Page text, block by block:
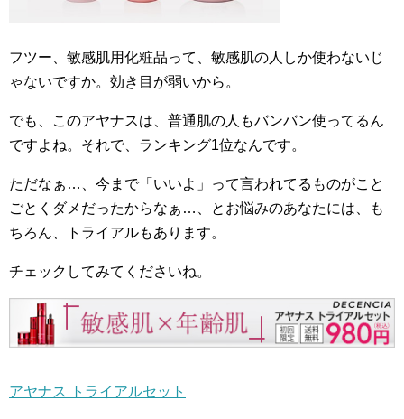
フツー、敏感肌用化粧品って、敏感肌の人しか使わないじ
ゃないですか。効き目が弱いから。
でも、このアヤナスは、普通肌の人もバンバン使ってるん
ですよね。それで、ランキング1位なんです。
ただなぁ…、今まで「いいよ」って言われてるものがこと
ごとくダメだったからなぁ…、とお悩みのあなたには、も
ちろん、トライアルもあります。
チェックしてみてくださいね。
アヤナス トライアルセット